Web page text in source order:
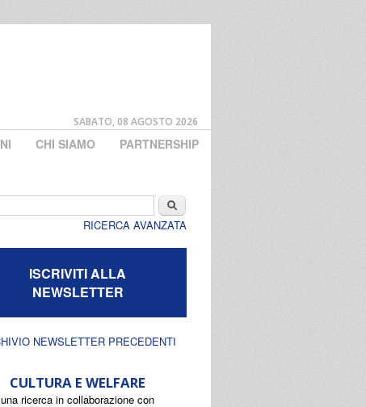
SABATO, 08 AGOSTO 2026
CHI SIAMO PARTNERSHIP
Cerca
RICERCA AVANZATA
ISCRIVITI ALLA
NEWSLETTER
NEWSLETTER PRECEDENTI
CULTURA E WELFARE
una ricerca in collaborazione con